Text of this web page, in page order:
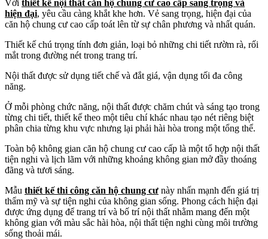
Với thiết kế nội thất căn hộ chung cư cao cấp sang trọng và
hiện đại, yêu cầu càng khắt khe hơn. Vẻ sang trọng, hiện đại của
căn hộ chung cư cao cấp toát lên từ sự chân phương và nhất quán.
Thiết kế chú trọng tính đơn giản, loại bỏ những chi tiết rườm rà, rối
mắt trong đường nét trong trang trí.
Nội thất được sử dụng tiết chế và đắt giá, vận dụng tối đa công
năng.
Ở mỗi phòng chức năng, nội thất được chăm chút và sáng tạo trong
từng chi tiết, thiết kế theo một tiêu chí khác nhau tạo nét riêng biệt
phân chia từng khu vực nhưng lại phải hài hòa trong một tổng thể.
Toàn bộ không gian căn hộ chung cư cao cấp là một tổ hợp nội thất
tiện nghi và lịch lãm với những khoảng không gian mở đầy thoáng
đãng và tươi sáng.
Mẫu thiết kế thi công căn hộ chung cư này nhấn mạnh đến giá trị
thẩm mỹ và sự tiện nghi của không gian sống. Phong cách hiện đại
được ứng dụng để trang trí và bố trí nội thất nhằm mang đến một
không gian với màu sắc hài hòa, nội thất tiện nghi cùng môi trường
sống thoải mái.